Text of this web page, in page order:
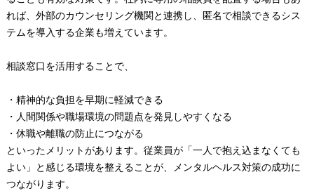
れば、外部のカウンセリング機関と連携し、匿名で相談できるシス
テムを導入する企業も増えています。
相談窓口を活用することで、
・精神的な負担を早期に軽減できる
・人間関係や職場環境の問題点を発見しやすくなる
・休職や離職の防止につながる
といったメリットがあります。従業員が「一人で抱え込まなくても
よい」と感じる環境を整えることが、メンタルヘルス対策の成功に
つながります。